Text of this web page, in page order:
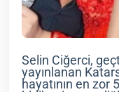
Selin Ciğerci,
yayınlanan
hayatının en zor